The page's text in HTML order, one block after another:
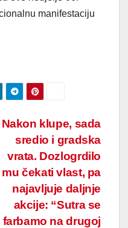
manifestaciju
Nakon klupe, sada
sredio i gradska
vrata. Dozlogrdilo
mu čekati vlast, pa
najavljuje daljnje
akcije: “Sutra se
farbamo na drugoj